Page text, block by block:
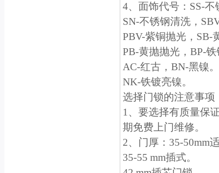
4、面饰代号：SS-
SN-不锈钢清洗，
PBV-紫铜抛光，SB-
PB-黄抛抛光，BP-
AC-红古，BN-黑镍。
NK-铁镀亮镍。
选择门锁的注意事项
1、要选择有质量保
期免费上门维修。
2、门厚：35-50mm
35-55 mm插式。